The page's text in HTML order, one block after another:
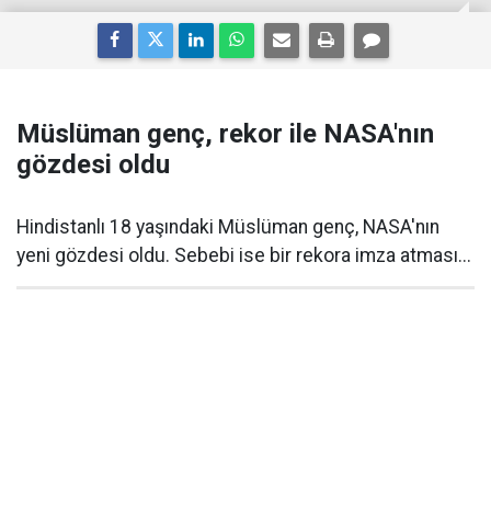
Müslüman genç, rekor ile NASA'nın
gözdesi oldu
Hindistanlı 18 yaşındaki Müslüman genç, NASA'nın
yeni gözdesi oldu. Sebebi ise bir rekora imza atması...